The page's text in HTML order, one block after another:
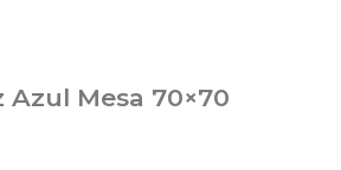
Azul Mesa 70×70